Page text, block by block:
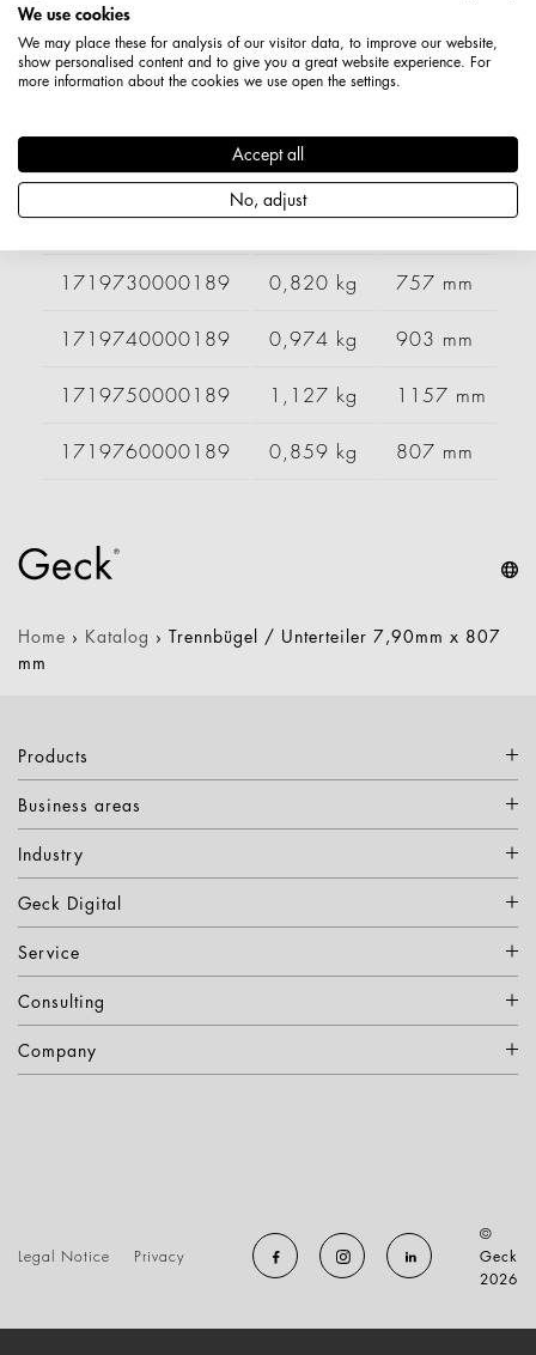
Varianten
1719710000189 0,666 kg 557 mm
1719720000189 0,743 kg 657 mm
1719730000189 0,820 kg 757 mm
1719740000189 0,974 kg 903 mm
1719750000189 1,127 kg 1157 mm
1719760000189 0,859 kg 807 mm
Home › Katalog › Trennbügel / Unterteiler 7,90mm x 807
mm
Products
Business areas
Industry
Geck Digital
Service
Consulting
Company
Legal Notice Privacy
©
Geck
2026
We use cookies
We may place these for analysis of our visitor data, to improve our website,
show personalised content and to give you a great website experience. For
more information about the cookies we use open the settings.
Accept all
No, adjust